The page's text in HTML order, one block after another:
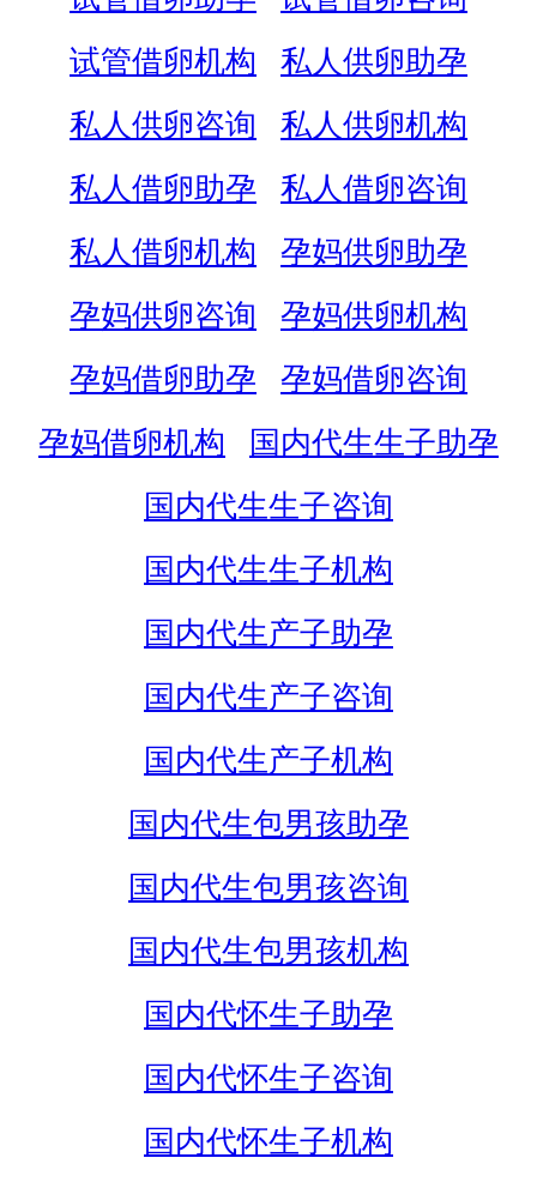
试管借卵机构
私人供卵助孕
私人供卵咨询
私人供卵机构
私人借卵助孕
私人借卵咨询
私人借卵机构
孕妈供卵助孕
孕妈供卵咨询
孕妈供卵机构
孕妈借卵助孕
孕妈借卵咨询
孕妈借卵机构
国内代生生子助孕
国内代生生子咨询
国内代生生子机构
国内代生产子助孕
国内代生产子咨询
国内代生产子机构
国内代生包男孩助孕
国内代生包男孩咨询
国内代生包男孩机构
国内代怀生子助孕
国内代怀生子咨询
国内代怀生子机构